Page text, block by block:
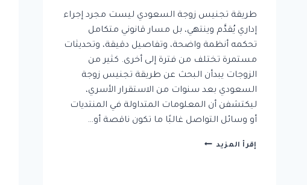
طريقة تجنيس زوجة السعودي ليست مجرد إجراء
إداري يُقدَّم وينتهي، بل مسار قانوني متكامل
تحكمه أنظمة واضحة، وتفاصيل دقيقة، وتحديثات
مستمرة تختلف من فترة إلى أخرى. كثير من
الزوجات يبدأن البحث عن طريقة تجنيس زوجة
السعودي بعد سنوات من الاستقرار الأسري،
ليكتشفن أن المعلومات المتداولة في المنتديات
أو وسائل التواصل غالبًا ما تكون ناقصة أو…
إقرأ المزيد طريقة